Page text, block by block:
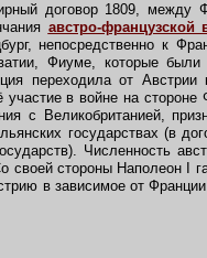
договор 1809, между
австро-французской
непосредственно к
Фиуме, которые
переходила от Австрии
в войне на
с Великобританией,
государствах (в
Численность
своей стороны Наполеон I
в зависимое от